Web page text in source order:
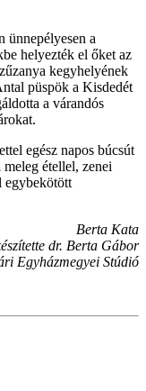
ünnepélyesen a
helyezték el őket az
kegyhelyének
püspök a Kisdedét
a várandós
egész napos búcsút
étellel, zenei
egybekötött
Berta Kata
dr. Berta Gábor
Egyházmegyei Stúdió